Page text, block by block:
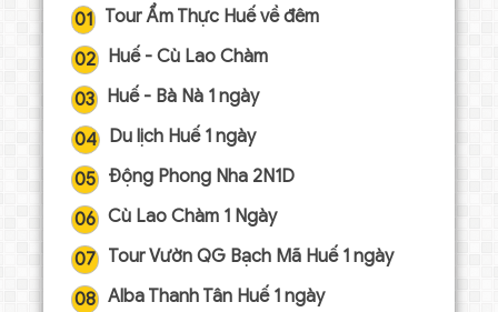
01 Tour Ẩm Thực Huế về đêm
02
Huế - Cù Lao Chàm
03
Huế - Bà Nà 1 ngày
04
Du lịch Huế 1 ngày
05 Động Phong Nha 2N1D
06 Cù Lao Chàm 1 Ngày
07 Tour Vườn QG Bạch Mã Huế 1 ngày
08 Alba Thanh Tân Huế 1 ngày